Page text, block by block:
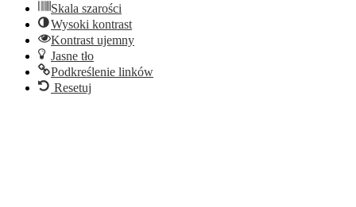
Skala szarości
Wysoki kontrast
Kontrast ujemny
Jasne tło
Podkreślenie linków
Resetuj